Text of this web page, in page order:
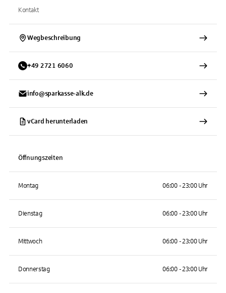
Kontakt
Wegbeschreibung
+49 2721 6060
info@sparkasse-alk.de
vCard herunterladen
Öffnungszeiten
Montag 06:00 - 23:00 Uhr
Dienstag 06:00 - 23:00 Uhr
Mittwoch 06:00 - 23:00 Uhr
Donnerstag 06:00 - 23:00 Uhr